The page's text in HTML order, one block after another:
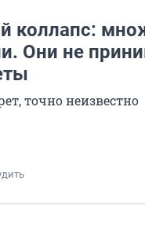
коллапс:
Они не
точно неизвестно